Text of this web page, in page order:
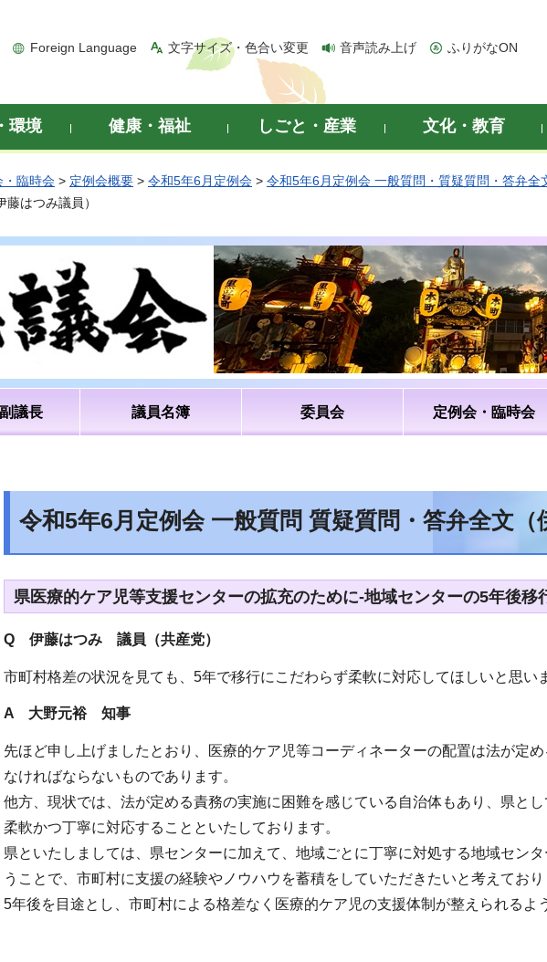
Foreign Language 文字サイズ・色合い変更 音声読み上げ ふりがなON
環境 健康・福祉 しごと・産業 文化・教育
・臨時会 > 定例会概要 > 令和5年6月定例会 > 令和5年6月定例会 一般質問・質疑質問・答弁全
はつみ議員）
議長 議員名簿 委員会 定例会・臨時会
令和5年6月定例会 一般質問 質疑質問・答弁全文（
県医療的ケア児等支援センターの拡充のために-地域センターの5年後移
Q 伊藤はつみ 議員（共産党）
市町村格差の状況を見ても、5年で移行にこだわらず柔軟に対応してほしいと思い
A 大野元裕 知事
先ほど申し上げましたとおり、医療的ケア児等コーディネーターの配置は法が定
なければならないものであります。
他方、現状では、法が定める責務の実施に困難を感じている自治体もあり、県と
柔軟かつ丁寧に対応することといたしております。
県といたしましては、県センターに加えて、地域ごとに丁寧に対処する地域セン
うことで、市町村に支援の経験やノウハウを蓄積をしていただきたいと考えており
5年後を目途とし、市町村による格差なく医療的ケア児の支援体制が整えられるよ